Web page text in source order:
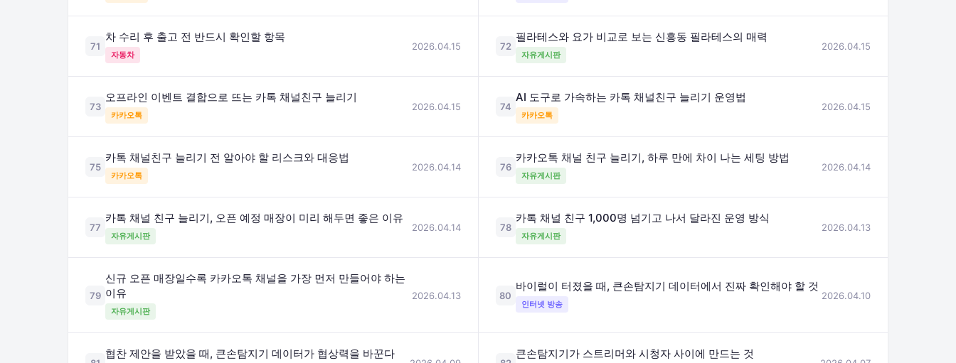
71
차 수리 후 출고 전 반드시 확인할 항목
자동차
2026.04.15 72
필라테스와 요가 비교로 보는 신흥동 필라테스의 매력
자유게시판
2026.04.15
73
오프라인 이벤트 결합으로 뜨는 카톡 채널친구 늘리기
카카오톡
2026.04.15 74
AI 도구로 가속하는 카톡 채널친구 늘리기 운영법
카카오톡
2026.04.15
75
카톡 채널친구 늘리기 전 알아야 할 리스크와 대응법
카카오톡
2026.04.14 76
카카오톡 채널 친구 늘리기, 하루 만에 차이 나는 세팅 방법
자유게시판
2026.04.14
77
카톡 채널 친구 늘리기, 오픈 예정 매장이 미리 해두면 좋은 이유
자유게시판
2026.04.14 78
카톡 채널 친구 1,000명 넘기고 나서 달라진 운영 방식
자유게시판
2026.04.13
79
신규 오픈 매장일수록 카카오톡 채널을 가장 먼저 만들어야 하는
이유
자유게시판
2026.04.13 80
바이럴이 터졌을 때, 큰손탐지기 데이터에서 진짜 확인해야 할 것
인터넷 방송
2026.04.10
협찬 제안을 받았을 때, 큰손탐지기 데이터가 협상력을 바꾼다 큰손탐지기가 스트리머와 시청자 사이에 만드는 것